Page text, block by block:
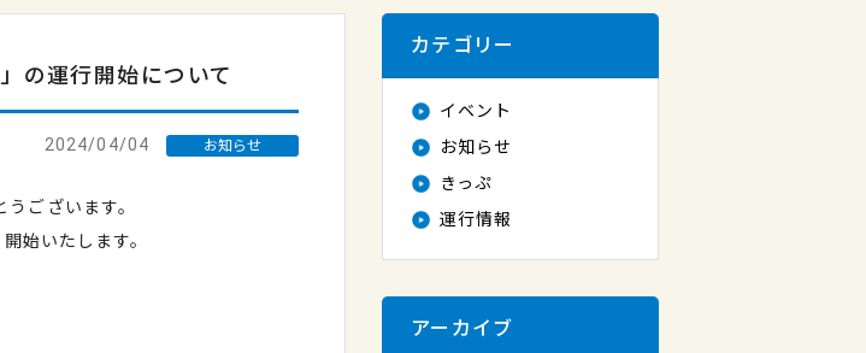
の運行開始について
2024/04/04 お知らせ
ございます。
始いたします。
カテゴリー
イベント
お知らせ
きっぷ
運行情報
アーカイブ